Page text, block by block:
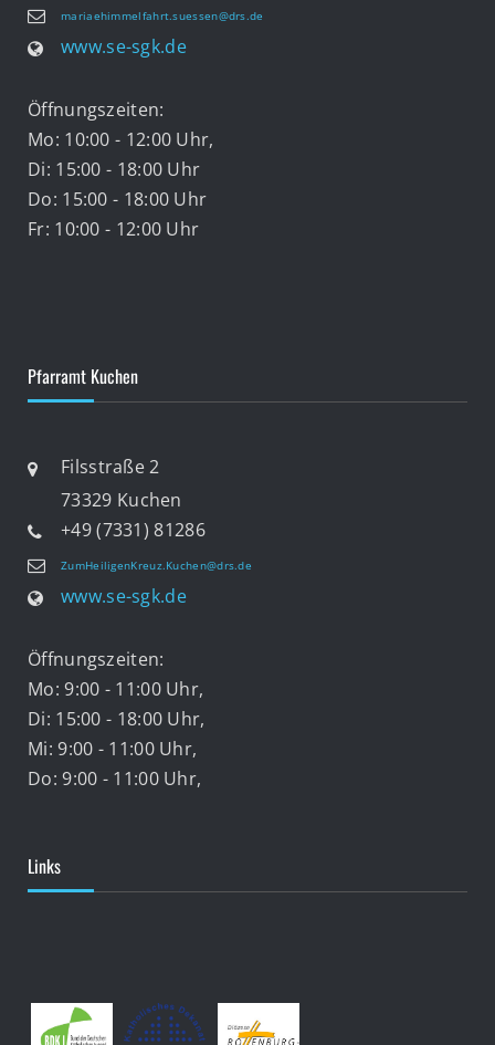
mariaehimmelfahrt.suessen@drs.de
www.se-sgk.de
Öffnungszeiten:
Mo: 10:00 - 12:00 Uhr,
Di: 15:00 - 18:00 Uhr
Do: 15:00 - 18:00 Uhr
Fr: 10:00 - 12:00 Uhr
Pfarramt Kuchen
Filsstraße 2
73329 Kuchen
+49 (7331) 81286
ZumHeiligenKreuz.Kuchen@drs.de
www.se-sgk.de
Öffnungszeiten:
Mo: 9:00 - 11:00 Uhr,
Di: 15:00 - 18:00 Uhr,
Mi: 9:00 - 11:00 Uhr,
Do: 9:00 - 11:00 Uhr,
Links